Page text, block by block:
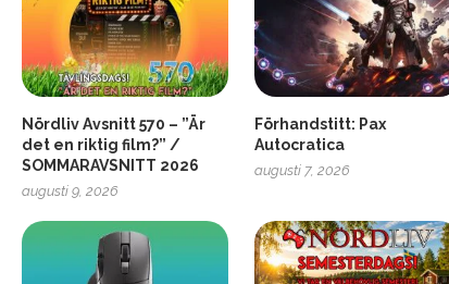
Nördliv Avsnitt 570 – ”Är
det en riktig film?” /
SOMMARAVSNITT 2026
augusti 9, 2026
Förhandstitt: Pax
Autocratica
augusti 7, 2026
Soundcore Liberty 5 Pro